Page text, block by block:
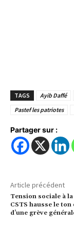
TAGS Ayib Daffé
Pastef les patriotes
Partager sur :
Article précédent
Tension sociale à la
CSTS hausse le ton
d’une grève